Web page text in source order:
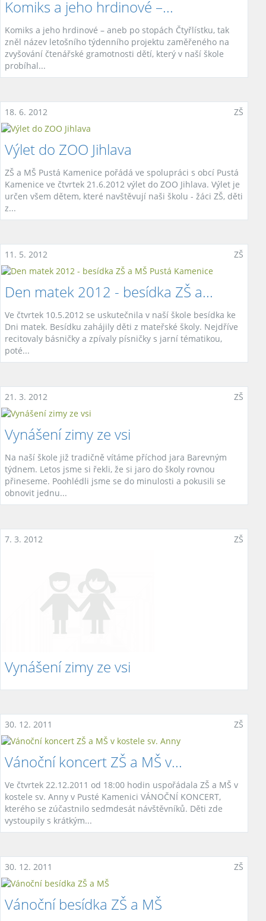
Komiks a jeho hrdinové –...
Komiks a jeho hrdinové – aneb po stopách Čtyřlístku, tak
zněl název letošního týdenního projektu zaměřeného na
zvyšování čtenářské gramotnosti dětí, který v naší škole
probíhal...
18. 6. 2012 ZŠ
Výlet do ZOO Jihlava
ZŠ a MŠ Pustá Kamenice pořádá ve spolupráci s obcí Pustá
Kamenice ve čtvrtek 21.6.2012 výlet do ZOO Jihlava. Výlet je
určen všem dětem, které navštěvují naši školu - žáci ZŠ, děti
z...
11. 5. 2012 ZŠ
Den matek 2012 - besídka ZŠ a...
Ve čtvrtek 10.5.2012 se uskutečnila v naší škole besídka ke
Dni matek. Besídku zahájily děti z mateřské školy. Nejdříve
recitovaly básničky a zpívaly písničky s jarní tématikou,
poté...
21. 3. 2012 ZŠ
Vynášení zimy ze vsi
Na naší škole již tradičně vítáme příchod jara Barevným
týdnem. Letos jsme si řekli, že si jaro do školy rovnou
přineseme. Poohlédli jsme se do minulosti a pokusili se
obnovit jednu...
7. 3. 2012 ZŠ
Vynášení zimy ze vsi
30. 12. 2011 ZŠ
Vánoční koncert ZŠ a MŠ v...
Ve čtvrtek 22.12.2011 od 18:00 hodin uspořádala ZŠ a MŠ v
kostele sv. Anny v Pusté Kamenici VÁNOČNÍ KONCERT,
kterého se zúčastnilo sedmdesát návštěvníků. Děti zde
vystoupily s krátkým...
30. 12. 2011 ZŠ
Vánoční besídka ZŠ a MŠ